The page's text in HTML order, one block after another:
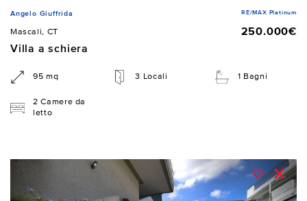
Angelo Giuffrida RE/MAX Platinum
Mascali, CT
250.000€
Villa a schiera
95 mq 3 Locali 1 Bagni
2 Camere da
letto